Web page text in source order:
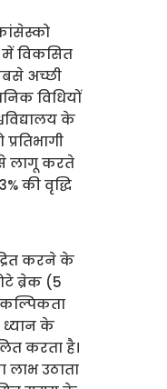
विकसित
अच्छी
विधियों
के
लागू करते
की वृद्धि
करने के
ब्रेक (5
ध्यान के
करता है।
लाभ उठाता